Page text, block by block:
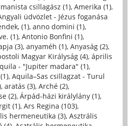
csillagász (1), Amerika (1),
üdvözlet - Jézus foganása
(1), anno domini (1),
(1), Antonio Bonfini (1),
(3), anyaméh (1), Anyaság (2),
Magyar Királyság (4), április
- "Jupiter madara" (1),
, Aquila–Sas csillagzat - Turul
, aratás (3), Arché (2),
(2), Árpád-házi királylány (1),
(1), Ars Regina (103),
hermeneutika (3), Asztrális